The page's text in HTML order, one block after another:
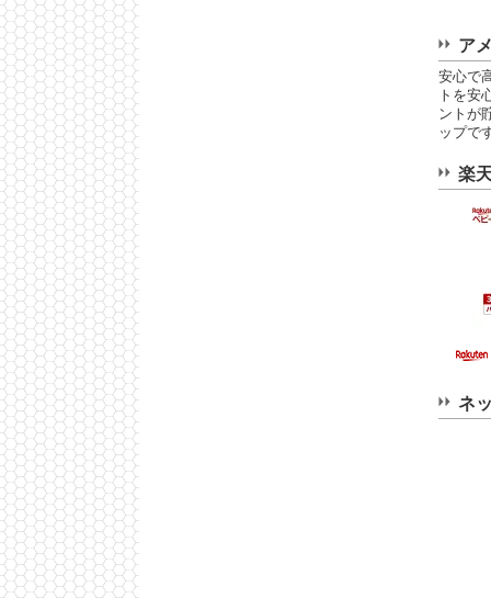
ア
安心で
トを安
ントが
ップで
楽
ネ